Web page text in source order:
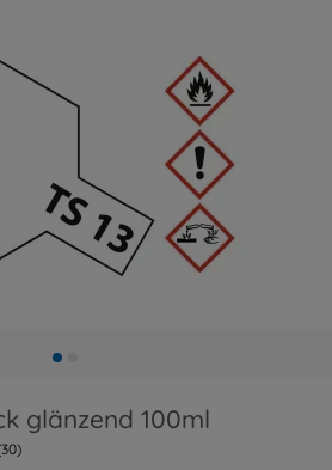
glänzend 100ml